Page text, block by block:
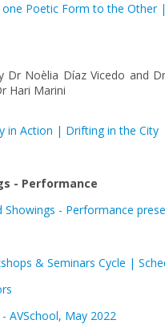
one Poetic Form to the Other
Dr Noèlia Díaz Vicedo and
Hari Marini
in Action | Drifting in the City
- Performance
Showings - Performance
& Seminars Cycle |
AVSchool, May 2022